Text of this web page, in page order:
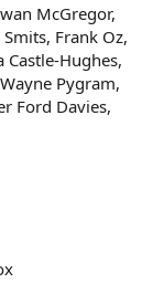
McGregor,
Frank Oz,
Hughes,
Pygram,
Ford Davies,